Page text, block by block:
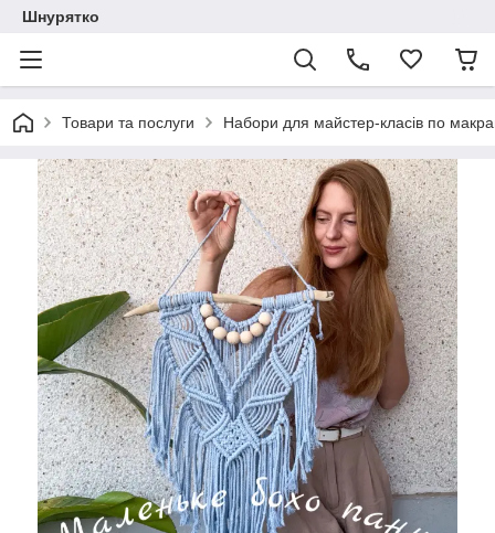
Шнурятко
Товари та послуги Набори для майстер-класів по